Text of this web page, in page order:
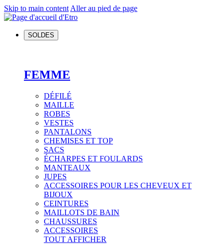
Skip to main content Aller au pied de page
SOLDES
FEMME
DÉFILÉ
MAILLE
ROBES
VESTES
PANTALONS
CHEMISES ET TOP
SACS
ÉCHARPES ET FOULARDS
MANTEAUX
JUPES
ACCESSOIRES POUR LES CHEVEUX ET
BIJOUX
CEINTURES
MAILLOTS DE BAIN
CHAUSSURES
ACCESSOIRES
TOUT AFFICHER